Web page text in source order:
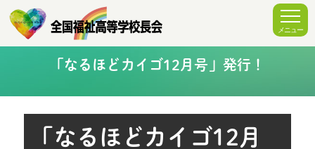
「なるほどカイゴ12月号」発行！
「なるほどカイゴ12月